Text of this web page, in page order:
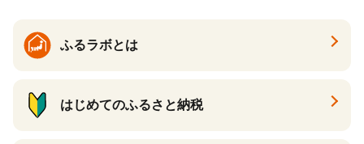
ふるラボとは
はじめてのふるさと納税